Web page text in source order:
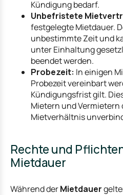
Kündigung bedarf.
Unbefristete
festgelegte Mietdauer.
unbestimmte Zeit und
unter Einhaltung
beendet werden.
Probezeit: In einigen
Probezeit vereinbart
Kündigungsfrist gilt.
Mietern und Vermietern
Mietverhältnis
Rechte und
Mietdauer
Während derMietdauer